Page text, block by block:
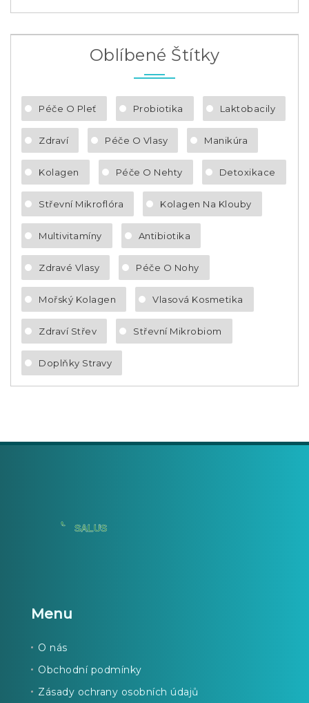
Oblíbené Štítky
Péče O Pleť Probiotika Laktobacily
Zdraví Péče O Vlasy Manikúra
Kolagen Péče O Nehty Detoxikace
Střevní Mikroflóra Kolagen Na Klouby
Multivitamíny Antibiotika
Zdravé Vlasy Péče O Nohy
Mořský Kolagen Vlasová Kosmetika
Zdraví Střev Střevní Mikrobiom
Doplňky Stravy
Menu
O nás
Obchodní podmínky
Zásady ochrany osobních údajů